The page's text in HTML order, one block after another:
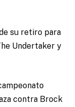
su retiro para
Undertaker y
contra Brock